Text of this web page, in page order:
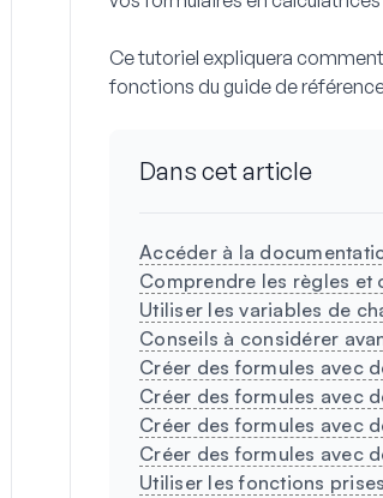
Ce tutoriel expliquera
fonctions du guide de
Dans cet article
Accéder à la
Comprendre les règles et
Utiliser les variables de
Conseils à considérer
Créer des formules avec
Créer des formules avec
Créer des formules avec
Créer des formules avec
Utiliser les fonctions